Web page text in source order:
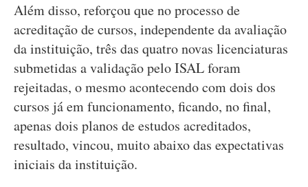
Além disso, reforçou que no processo de
acreditação de cursos, independente da avaliação
da instituição, três das quatro novas licenciaturas
submetidas a validação pelo ISAL foram
rejeitadas, o mesmo acontecendo com dois dos
cursos já em funcionamento, ficando, no final,
apenas dois planos de estudos acreditados,
resultado, vincou, muito abaixo das expectativas
iniciais da instituição.